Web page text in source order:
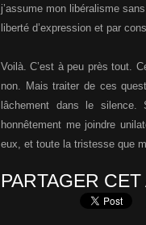
j’assume mon libéralisme
liberté d’expression et par
Voilà. C’est à peu près tout.
non. Mais traiter de ces
lâchement dans le silence.
honnêtement me joindre
eux, et toute la tristesse que
PARTAGER